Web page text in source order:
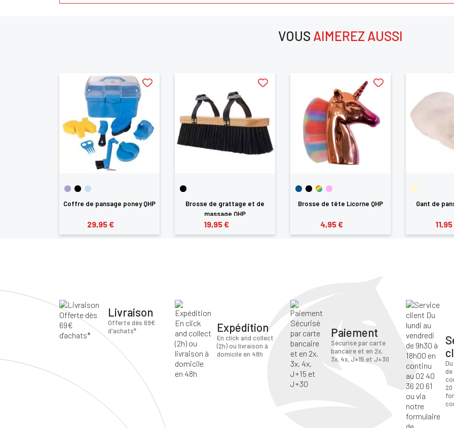
VOUS AIMEREZ AUSSI
Coffre de pansage poney QHP
29,95 €
Brosse de grattage et de
massage QHP
19,95 €
Brosse de tête Licorne QHP
4,95 €
Gant de
Livraison
Offerte dès 69€
d'achats*
Expédition
En click and collect
(2h) ou livraison à
domicile en 48h
Paiement
Sécurisé par carte
bancaire et en 2x,
3x, 4x, J+15 et J+30
de
20